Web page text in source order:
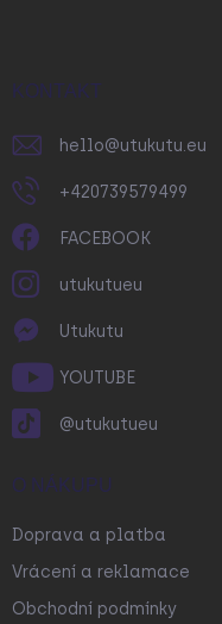
KONTAKT
hello@utukutu.eu
+420739579499
FACEBOOK
utukutueu
Utukutu
YOUTUBE
@utukutueu
O NÁKUPU
Doprava a platba
Vrácení a reklamace
Obchodní podmínky